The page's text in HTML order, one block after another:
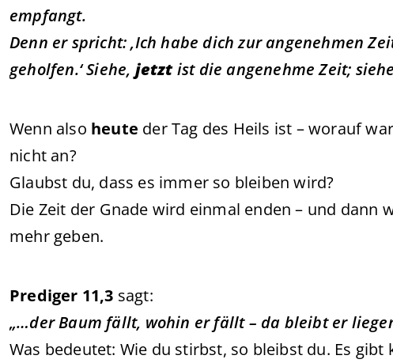
empfangt.
Denn er spricht: ‚Ich habe dich zur angenehmen
geholfen.‘ Siehe, jetztist die angenehme Zeit;
Wenn also heute der Tag des Heils ist – worauf
nicht an?
Glaubst du, dass es immer so bleiben wird?
Die Zeit der Gnade wird einmal enden – und dann
mehr geben.
Prediger 11,3 sagt:
„…der Baum fällt, wohin er fällt – da bleibt er
Was bedeutet: Wie du stirbst, so bleibst du. Es gibt